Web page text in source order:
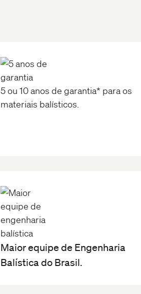
5 ou 10 anos de garantia* para os
materiais balísticos.
Maior equipe de Engenharia
Balística do Brasil.